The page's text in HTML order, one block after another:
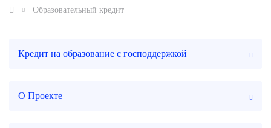
Образовательный кредит
Кредит на образование с господдержкой
О Проекте